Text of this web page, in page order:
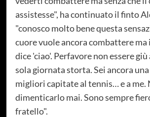
assistesse", ha continuato il finto
"conosco molto bene questa
cuore vuole ancora combattere
dice 'ciao'. Perfavore non essere giù
sola giornata storta. Sei ancora
migliori capitate al tennis… e a me.
dimenticarlo mai. Sono sempre
fratello".